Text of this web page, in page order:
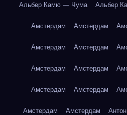
Альбер Камю — Чума Альбер
Амстердам Амстердам
Амстердам Амстердам
Амстердам Амстердам
Амстердам Амстердам
Амстердам Амстердам